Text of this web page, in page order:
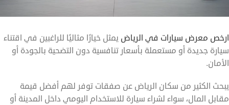
ارخص معرض سيارات في الرياض يمثل خيارًا مثاليًا للراغبين في اقتناء
سيارة جديدة أو مستعملة بأسعار تنافسية دون التضحية بالجودة أو
الأمان.
يبحث الكثير من سكان الرياض عن صفقات توفر لهم أفضل قيمة
مقابل المال، سواء لشراء سيارة للاستخدام اليومي داخل المدينة أو